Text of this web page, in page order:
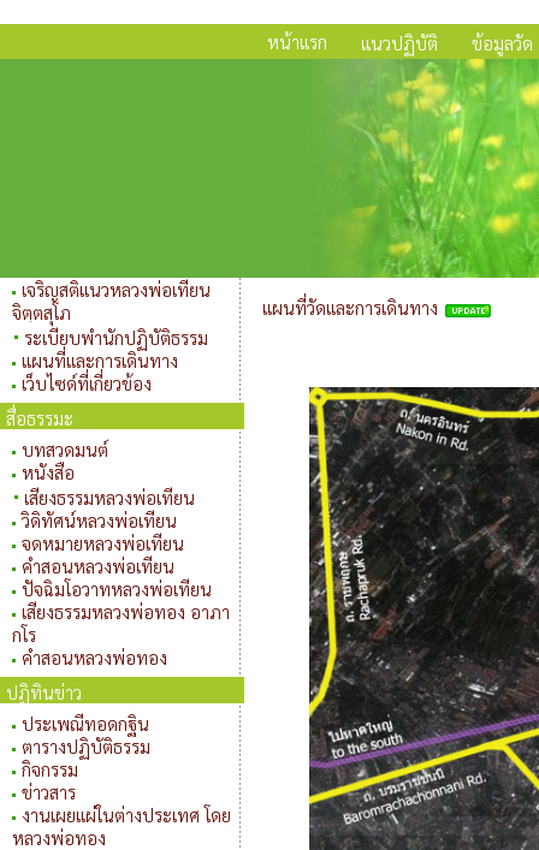
หน้าแรก แนวปฏิบัติ ข้อมูลวัด
เจริญสติแนวหลวงพ่อเทียน
จิตฺตสุโภ
ระเบียบพำนักปฏิบัติธรรม
แผนที่และการเดินทาง
เว็บไซด์ที่เกี่ยวข้อง
สื่อธรรมะ
บทสวดมนต์
หนังสือ
เสียงธรรมหลวงพ่อเทียน
วิดิทัศน์หลวงพ่อเทียน
จดหมายหลวงพ่อเทียน
คำสอนหลวงพ่อเทียน
ปัจฉิมโอวาทหลวงพ่อเทียน
เสียงธรรมหลวงพ่อทอง อาภา
กโร
คำสอนหลวงพ่อทอง
ปฏิทินข่าว
ประเพณีทอดกฐิน
ตารางปฏิบัติธรรม
กิจกรรม
ข่าวสาร
งานเผยแผ่ในต่างประเทศ โดย
หลวงพ่อทอง
แผนที่วัดและการเดินทาง